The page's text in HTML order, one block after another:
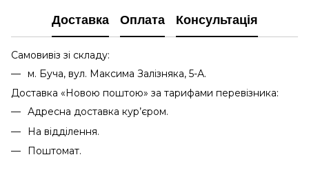
Доставка Оплата Консультація
Самовивіз зі складу:
м. Буча, вул. Максима Залізняка, 5-А.
Доставка «Новою поштою» за тарифами перевізника:
Адресна доставка кур’єром.
На відділення.
Поштомат.